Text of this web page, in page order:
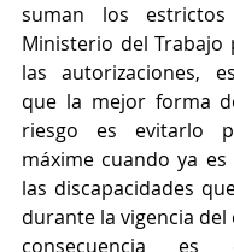
suman los
Ministerio del Trabajo
las autorizaciones,
que la mejor forma
riesgo es evitarlo
máxime cuando ya
las discapacidades
durante la vigencia
consecuencia es